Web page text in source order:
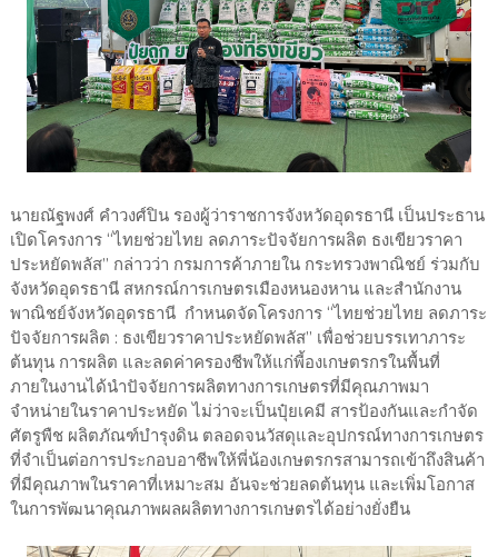
นายณัฐพงศ์ คำวงศ์ปิน รองผู้ว่าราชการจังหวัดอุดรธานี เป็นประธาน
เปิดโครงการ “ไทยช่วยไทย ลดภาระปัจจัยการผลิต ธงเขียวราคา
ประหยัดพลัส” กล่าวว่า กรมการค้าภายใน กระทรวงพาณิชย์ ร่วมกับ
จังหวัดอุดรธานี สหกรณ์การเกษตรเมืองหนองหาน และสำนักงาน
พาณิชย์จังหวัดอุดรธานี กำหนดจัดโครงการ “ไทยช่วยไทย ลดภาระ
ปัจจัยการผลิต : ธงเขียวราคาประหยัดพลัส” เพื่อช่วยบรรเทาภาระ
ต้นทุน การผลิต และลดค่าครองชีพให้แก่พี้องเกษตรกรในพื้นที่
ภายในงานได้นำปัจจัยการผลิตทางการเกษตรที่มีคุณภาพมา
จำหน่ายในราคาประหยัด ไม่ว่าจะเป็นปุ๋ยเคมี สารป้องกันและกำจัด
ศัตรูพืช ผลิตภัณฑ์บำรุงดิน ตลอดจนวัสดุและอุปกรณ์ทางการเกษตร
ที่จำเป็นต่อการประกอบอาชีพให้พี่น้องเกษตรกรสามารถเข้าถึงสินค้า
ที่มีคุณภาพในราคาที่เหมาะสม อันจะช่วยลดต้นทุน และเพิ่มโอกาส
ในการพัฒนาคุณภาพผลผลิตทางการเกษตรได้อย่างยั่งยืน